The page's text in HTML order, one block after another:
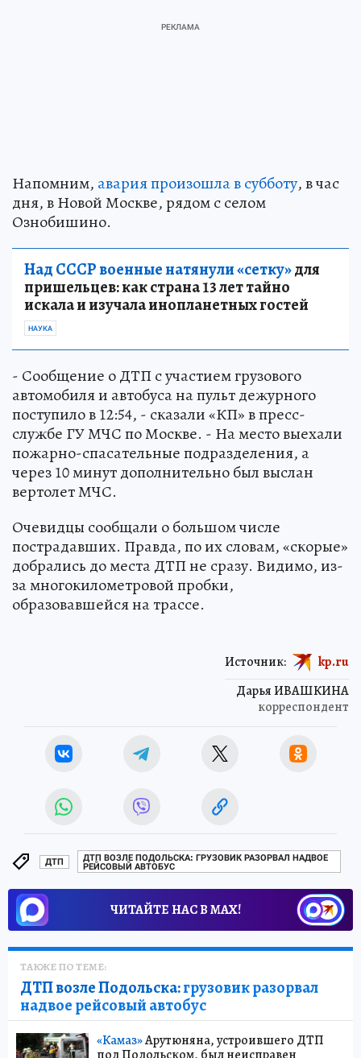
Напомним, авария произошла в субботу, в час
дня, в Новой Москве, рядом с селом
Ознобишино.
Над СССР военные натянули «сетку»для
пришельцев: как страна 13 лет тайно
искала и изучала инопланетных гостей
НАУКА
- Сообщение о ДТП с участием грузового
автомобиля и автобуса на пульт дежурного
поступило в 12:54, - сказали «КП» в пресс-
службе ГУ МЧС по Москве. - На место выехали
пожарно-спасательные подразделения, а
через 10 минут дополнительно был выслан
вертолет МЧС.
Очевидцы сообщали о большом числе
пострадавших. Правда, по их словам, «скорые»
добрались до места ДТП не сразу. Видимо, из-
за многокилометровой пробки,
образовавшейся на трассе.
Дарья ИВАШКИНА
корреспондент
Источник: kp.ru
ДТП
ДТП ВОЗЛЕ ПОДОЛЬСКА: ГРУЗОВИК РАЗОРВАЛ НАДВОЕ
РЕЙСОВЫЙ АВТОБУС
ЧИТАЙТЕ НАС В МАХ!
ТАКЖЕ ПО ТЕМЕ:
ДТП возле Подольска:грузовик разорвал
надвое рейсовый автобус
«Камаз»Арутюняна, устроившего ДТП